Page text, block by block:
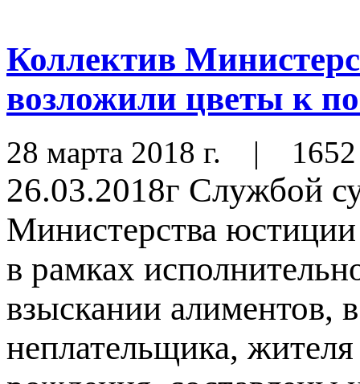
Коллектив
возложили цветы к
28 марта 2018 г. | 1652
26.03.2018г Службой
Министерства
в рамках
взыскании алиментов,
неплательщика,